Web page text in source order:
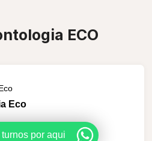
ECO
Eco
por aqui